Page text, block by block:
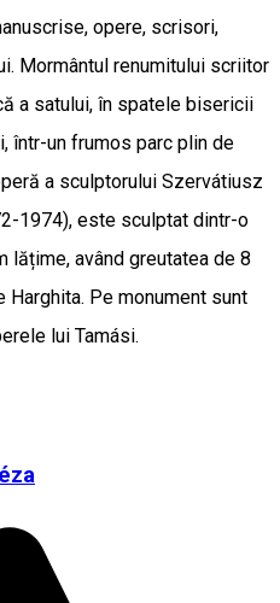
opere, scrisori,
Mormântul renumitului scriitor
a satului, în spatele bisericii
într-un frumos parc plin de
a sculptorului Szervátiusz
1974), este sculptat dintr-o
lățime, având greutatea de 8
Pe monument sunt
lui Tamási.